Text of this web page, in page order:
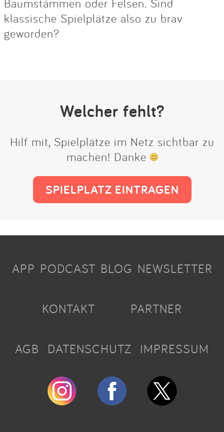
Baumstämmen oder Felsen. Sind
klassische Spielplätze also zu brav
geworden?
Welcher fehlt?
Hilf mit, Spielplätze im Netz sichtbar zu
machen! Danke
SPIELPLATZ EINTRAGEN
APP PODCAST BLOG NEWSLETTER
KONTAKT PARTNER
AGB DATENSCHUTZ IMPRESSUM